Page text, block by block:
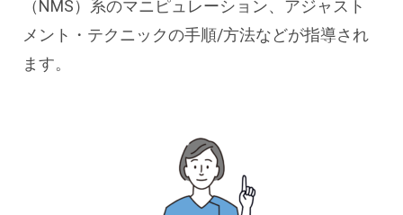
（NMS）系のマニピュレーション、アジャスト
メント・テクニックの手順/方法などが指導され
ます。